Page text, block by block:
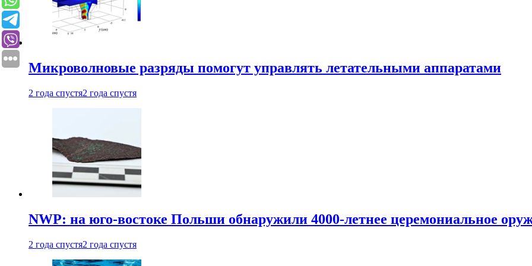
Микроволновые разряды помогут управлять летательными аппаратами
2 года спустя2 года спустя
NWP: на юго-востоке Польши обнаружили 4000-летнее церемониальное
2 года спустя2 года спустя